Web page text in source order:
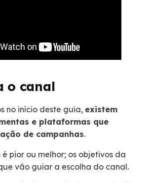
o canal
no início deste guia, existem
e plataformas que
de campanhas.
pior ou melhor; os objetivos da
vão guiar a escolha do canal.